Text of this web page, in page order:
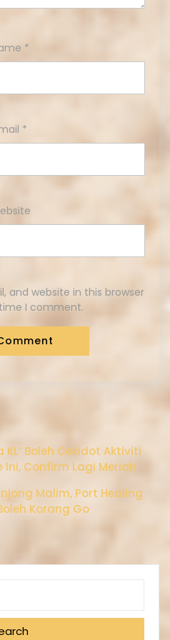
*
*
and website in this browser
I comment.
KL’ Boleh Cekidot Aktiviti
Ini, Confirm Lagi Meriah
Malim, Port Healing
Korang Go